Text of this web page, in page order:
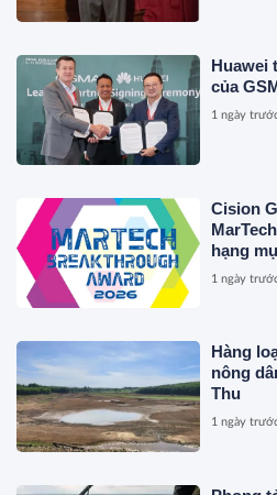
Huawei
của
1 ngày
Cision
hạng
Hội,
1 ngày
Hàng
nông
Thu
1 ngày